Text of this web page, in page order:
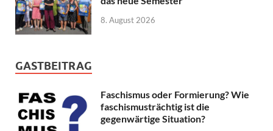
8. August 2026
GASTBEITRAG
Faschismus oder Formierung? Wie
faschismusträchtig ist die
gegenwärtige Situation?